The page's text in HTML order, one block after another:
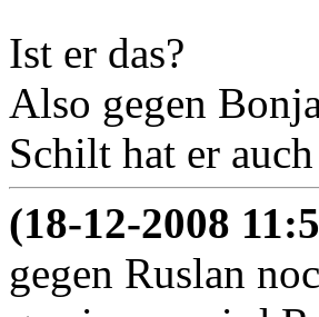
Ist er das?
Also gegen
Schilt hat er
(18-12-2008
gegen Ruslan